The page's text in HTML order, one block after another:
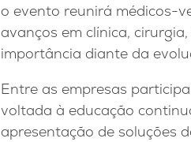
o evento reunirá médicos-
avanços em clínica,
importância diante da
Entre as empresas
voltada à educação
apresentação de soluções